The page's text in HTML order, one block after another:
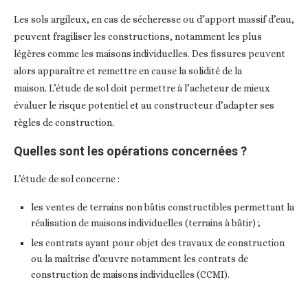
Les sols argileux, en cas de sécheresse ou d’apport massif d’eau,
peuvent fragiliser les constructions, notamment les plus
légères comme les maisons individuelles. Des fissures peuvent
alors apparaître et remettre en cause la solidité de la
maison. L’étude de sol doit permettre à l’acheteur de mieux
évaluer le risque potentiel et au constructeur d’adapter ses
règles de construction.
Quelles sont les opérations concernées ?
L’étude de sol concerne :
les ventes de terrains non bâtis constructibles permettant la
réalisation de maisons individuelles (terrains à bâtir) ;
les contrats ayant pour objet des travaux de construction
ou la maîtrise d’œuvre notamment les contrats de
construction de maisons individuelles (CCMI).